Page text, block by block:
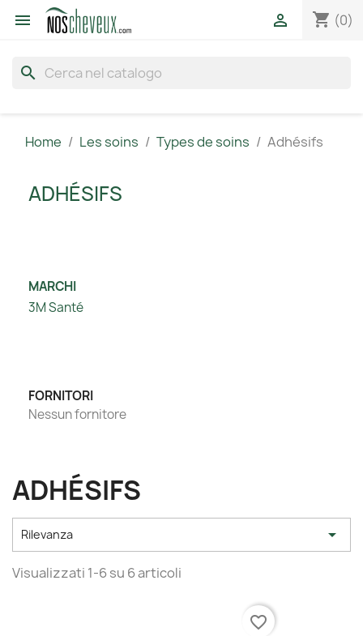
 shopping_cart (0)

search
Home Les soins Types de soins Adhésifs
ADHÉSIFS
MARCHI
3M Santé
FORNITORI
Nessun fornitore
ADHÉSIFS
Rilevanza 
Visualizzati 1-6 su 6 articoli
favorite_border